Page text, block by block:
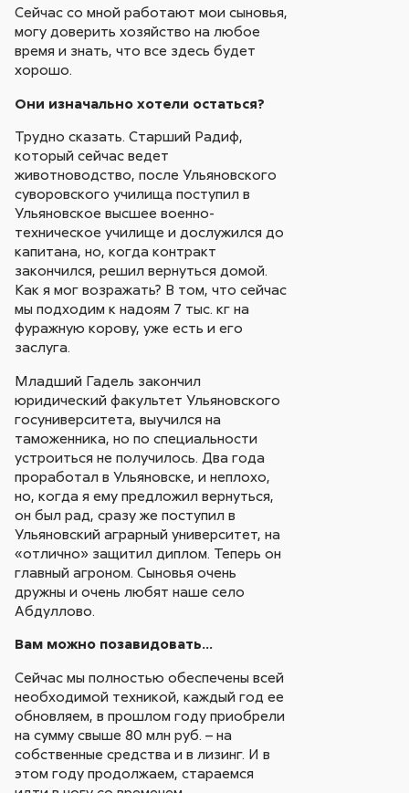
Сейчас со мной работают мои сыновья,
могу доверить хозяйство на любое
время и знать, что все здесь будет
хорошо.
Они изначально хотели остаться?
Трудно сказать. Старший Радиф,
который сейчас ведет
животноводство, после Ульяновского
суворовского училища поступил в
Ульяновское высшее военно-
техническое училище и дослужился до
капитана, но, когда контракт
закончился, решил вернуться домой.
Как я мог возражать? В том, что сейчас
мы подходим к надоям 7 тыс. кг на
фуражную корову, уже есть и его
заслуга.
Младший Гадель закончил
юридический факультет Ульяновского
госуниверситета, выучился на
таможенника, но по специальности
устроиться не получилось. Два года
проработал в Ульяновске, и неплохо,
но, когда я ему предложил вернуться,
он был рад, сразу же поступил в
Ульяновский аграрный университет, на
«отлично» защитил диплом. Теперь он
главный агроном. Сыновья очень
дружны и очень любят наше село
Абдуллово.
Вам можно позавидовать…
Сейчас мы полностью обеспечены всей
необходимой техникой, каждый год ее
обновляем, в прошлом году приобрели
на сумму свыше 80 млн руб. – на
собственные средства и в лизинг. И в
этом году продолжаем, стараемся